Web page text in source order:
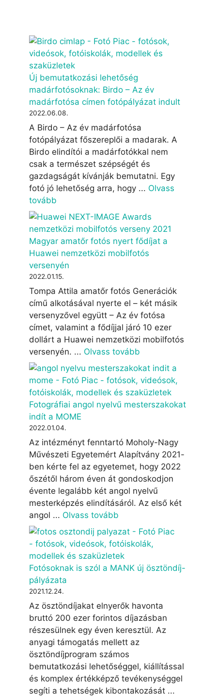
Új bemutatkozási lehetőség
madárfotósoknak: Birdo – Az év
madárfotósa címen fotópályázat indult
2022.06.08.
A Birdo – Az év madárfotósa
fotópályázat főszereplői a madarak. A
Birdo elindítói a madárfotókkal nem
csak a természet szépségét és
gazdagságát kívánják bemutatni. Egy
fotó jó lehetőség arra, hogy ... Olvass
tovább
Magyar amatőr fotós nyert fődíjat a
Huawei nemzetközi mobilfotós
versenyén
2022.01.15.
Tompa Attila amatőr fotós Generációk
című alkotásával nyerte el – két másik
versenyzővel együtt – Az év fotósa
címet, valamint a fődíjjal járó 10 ezer
dollárt a Huawei nemzetközi mobilfotós
versenyén. ... Olvass tovább
Fotográfiai angol nyelvű mesterszakokat
indít a MOME
2022.01.04.
Az intézményt fenntartó Moholy-Nagy
Művészeti Egyetemért Alapítvány 2021-
ben kérte fel az egyetemet, hogy 2022
őszétől három éven át gondoskodjon
évente legalább két angol nyelvű
mesterképzés elindításáról. Az első két
angol ... Olvass tovább
Fotósoknak is szól a MANK új ösztöndíj-
pályázata
2021.12.24.
Az ösztöndíjakat elnyerők havonta
bruttó 200 ezer forintos díjazásban
részesülnek egy éven keresztül. Az
anyagi támogatás mellett az
ösztöndíjprogram számos
bemutatkozási lehetőséggel, kiállítással
és komplex értékképző tevékenységgel
segíti a tehetségek kibontakozását ...